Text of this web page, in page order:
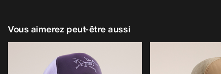
Vous aimerez peut-être aussi